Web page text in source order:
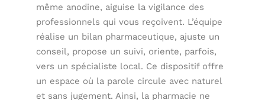
même anodine, aiguise la vigilance des
professionnels qui vous reçoivent. L’équipe
réalise un bilan pharmaceutique, ajuste un
conseil, propose un suivi, oriente, parfois,
vers un spécialiste local. Ce dispositif offre
un espace où la parole circule avec naturel
et sans jugement. Ainsi, la pharmacie ne